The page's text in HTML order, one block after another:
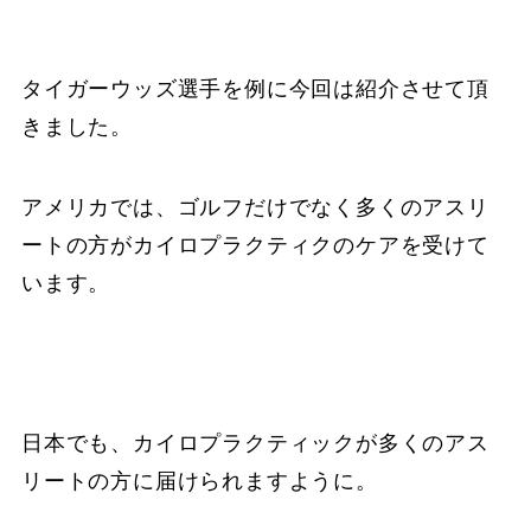
タイガーウッズ選手を例に今回は紹介させて頂
きました。
アメリカでは、ゴルフだけでなく多くのアスリ
ートの方がカイロプラクティクのケアを受けて
います。
日本でも、カイロプラクティックが多くのアス
リートの方に届けられますように。